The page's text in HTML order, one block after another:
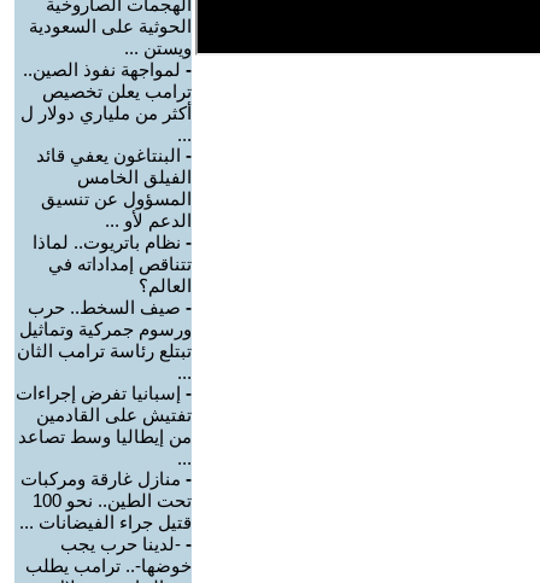
الهجمات الصاروخية
الحوثية على السعودية
ويستن ...
- لمواجهة نفوذ الصين..
ترامب يعلن تخصيص
أكثر من ملياري دولار ل
...
- البنتاغون يعفي قائد
الفيلق الخامس
المسؤول عن تنسيق
الدعم لأو ...
- نظام باتريوت.. لماذا
تتناقص إمداداته في
العالم؟
- صيف السخط.. حرب
ورسوم جمركية وتماثيل
تبتلع رئاسة ترامب الثان
...
- إسبانيا تفرض إجراءات
تفتيش على القادمين
من إيطاليا وسط تصاعد
...
- منازل غارقة ومركبات
تحت الطين.. نحو 100
قتيل جراء الفيضانات ...
- -لدينا حرب يجب
خوضها-.. ترامب يطلب